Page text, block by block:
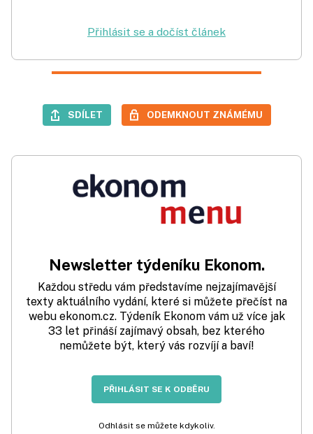
Přihlásit se a dočíst článek
SDÍLET ODEMKNOUT ZNÁMÉMU
Newsletter týdeníku Ekonom.
Každou středu vám představíme nejzajímavější
texty aktuálního vydání, které si můžete přečíst na
webu ekonom.cz. Týdeník Ekonom vám už více jak
33 let přináší zajímavý obsah, bez kterého
nemůžete být, který vás rozvíjí a baví!
PŘIHLÁSIT SE K ODBĚRU
Odhlásit se můžete kdykoliv.